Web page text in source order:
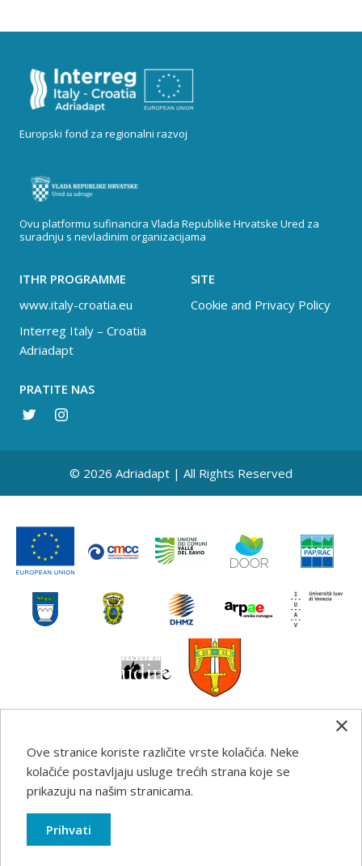
Europski fond za regionalni razvoj
Ovu platformu sufinancira Vlada Republike Hrvatske Ured za
suradnju s nevladinim organizacijama
ITHR PROGRAMME
www.italy-croatia.eu
Interreg Italy – Croatia
Adriadapt
SITE
Cookie and Privacy Policy
PRATITE NAS
© 2026 Adriadapt | All Rights Reserved
Any information, good practice guidance and
recommendations published on this web site reflects the
author’s views; the Programme authorities are not liable
for any use that may be made of the information
Ove stranice koriste različite vrste kolačića. Neke
kolačiće postavljaju usluge trećih strana koje se
prikazuju na našim stranicama.
Prihvati